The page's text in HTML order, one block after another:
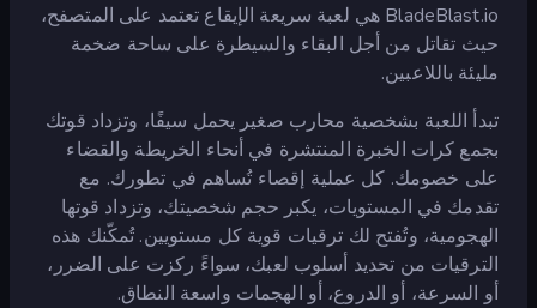
BladeBlast.io هي لعبة سريعة الإيقاع تعتمد على المتصفح،
حيث تقاتل من أجل البقاء والسيطرة على ساحة ضخمة
مليئة باللاعبين.
تبدأ اللعبة بشخصية محارب صغير يحمل سيفًا، وتزداد قوتك
بجمع كرات الخبرة المنتشرة في أنحاء الخريطة والقضاء
على خصومك. كل عملية إقصاء تُساهم في تطورك. مع
تقدمك في المستويات، يكبر حجم شخصيتك، وتزداد قوتها
الهجومية، وتُفتح لك ترقيات قوية كل مستويين. تُمكّنك هذه
الترقيات من تحديد أسلوب لعبك، سواءً ركزت على الضرر،
أو السرعة، أو الدروع، أو الهجمات واسعة النطاق.